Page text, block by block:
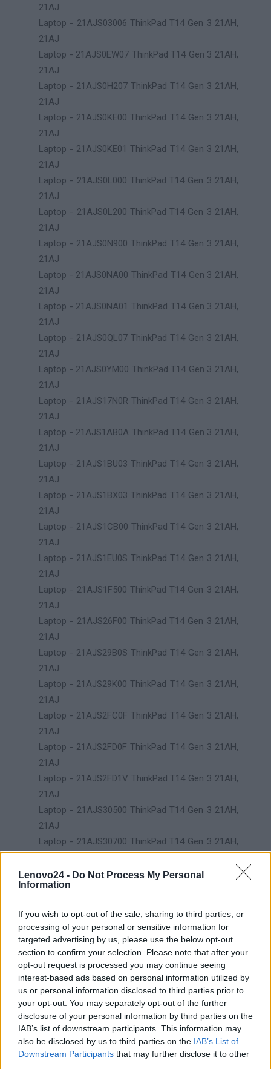
Lenovo24 - Do Not Process My Personal
Information
If you wish to opt-out of the sale, sharing to third parties, or
processing of your personal or sensitive information for
targeted advertising by us, please use the below opt-out
section to confirm your selection. Please note that after your
opt-out request is processed you may continue seeing
interest-based ads based on personal information utilized by
us or personal information disclosed to third parties prior to
your opt-out. You may separately opt-out of the further
disclosure of your personal information by third parties on the
IAB’s list of downstream participants. This information may
also be disclosed by us to third parties on the IAB’s List of
Downstream Participants that may further disclose it to other
21AJ
Laptop - 21AJS03006 ThinkPad T14 Gen 3 21AH,
21AJ
Laptop - 21AJS0EW07 ThinkPad T14 Gen 3 21AH,
21AJ
Laptop - 21AJS0H207 ThinkPad T14 Gen 3 21AH,
21AJ
Laptop - 21AJS0KE00 ThinkPad T14 Gen 3 21AH,
21AJ
Laptop - 21AJS0KE01 ThinkPad T14 Gen 3 21AH,
21AJ
Laptop - 21AJS0L000 ThinkPad T14 Gen 3 21AH,
21AJ
Laptop - 21AJS0L200 ThinkPad T14 Gen 3 21AH,
21AJ
Laptop - 21AJS0N900 ThinkPad T14 Gen 3 21AH,
21AJ
Laptop - 21AJS0NA00 ThinkPad T14 Gen 3 21AH,
21AJ
Laptop - 21AJS0NA01 ThinkPad T14 Gen 3 21AH,
21AJ
Laptop - 21AJS0QL07 ThinkPad T14 Gen 3 21AH,
21AJ
Laptop - 21AJS0YM00 ThinkPad T14 Gen 3 21AH,
21AJ
Laptop - 21AJS17N0R ThinkPad T14 Gen 3 21AH,
21AJ
Laptop - 21AJS1AB0A ThinkPad T14 Gen 3 21AH,
21AJ
Laptop - 21AJS1BU03 ThinkPad T14 Gen 3 21AH,
21AJ
Laptop - 21AJS1BX03 ThinkPad T14 Gen 3 21AH,
21AJ
Laptop - 21AJS1CB00 ThinkPad T14 Gen 3 21AH,
21AJ
Laptop - 21AJS1EU0S ThinkPad T14 Gen 3 21AH,
21AJ
Laptop - 21AJS1F500 ThinkPad T14 Gen 3 21AH,
21AJ
Laptop - 21AJS26F00 ThinkPad T14 Gen 3 21AH,
21AJ
Laptop - 21AJS29B0S ThinkPad T14 Gen 3 21AH,
21AJ
Laptop - 21AJS29K00 ThinkPad T14 Gen 3 21AH,
21AJ
Laptop - 21AJS2FC0F ThinkPad T14 Gen 3 21AH,
21AJ
Laptop - 21AJS2FD0F ThinkPad T14 Gen 3 21AH,
21AJ
Laptop - 21AJS2FD1V ThinkPad T14 Gen 3 21AH,
21AJ
Laptop - 21AJS30500 ThinkPad T14 Gen 3 21AH,
21AJ
Laptop - 21AJS30700 ThinkPad T14 Gen 3 21AH,
Laptop - 21AJS3070A ThinkPad T14 Gen 3 21AH,
21AJ
21AJ
Laptop - 21AJS3EP08 ThinkPad T14 Gen 3 21AH,
21AJ
Laptop - 21AJS3MX01 ThinkPad T14 Gen 3 21AH,
21AJ
Laptop - 21AJS3YA00 ThinkPad T14 Gen 3 21AH,
21AJ
Laptop - 21AJS3YB00 ThinkPad T14 Gen 3 21AH,
21AJ
Laptop - 21AJS48R0H ThinkPad T14 Gen 3 21AH,